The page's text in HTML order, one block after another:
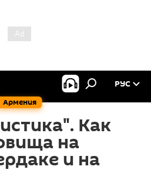
Армения
РУС
Как
на
и на